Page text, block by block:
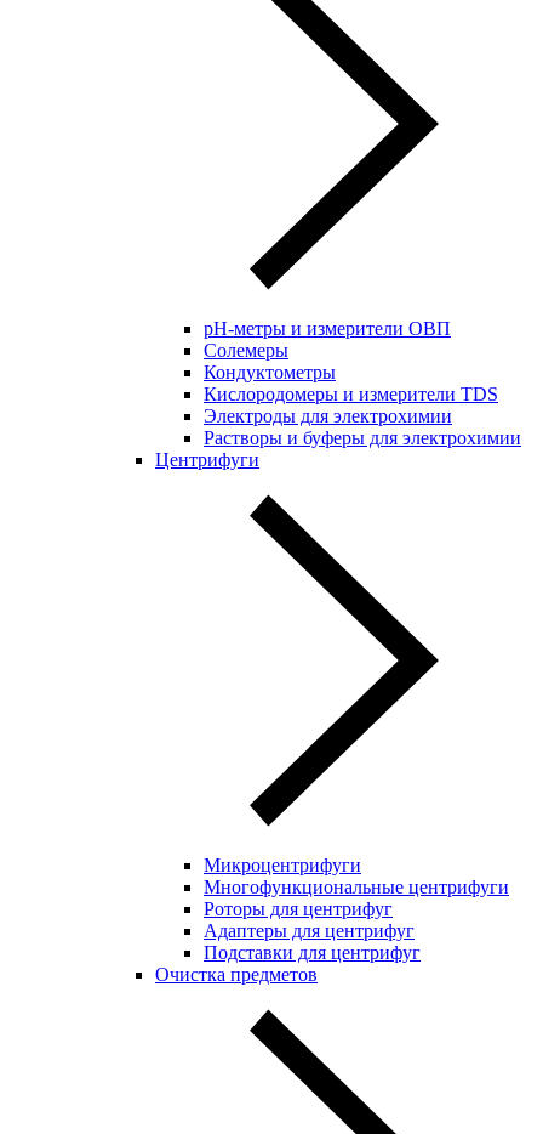
pH-метры и измерители ОВП
Солемеры
Кондуктометры
Кислородомеры и измерители TDS
Электроды для электрохимии
Растворы и буферы для электрохимии
Центрифуги
Микроцентрифуги
Многофункциональные центрифуги
Роторы для центрифуг
Адаптеры для центрифуг
Подставки для центрифуг
Очистка предметов